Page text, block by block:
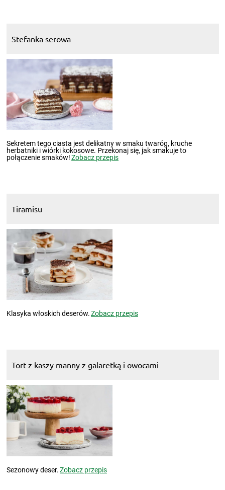
Stefanka serowa
Sekretem tego ciasta jest delikatny w smaku twaróg, kruche
herbatniki i wiórki kokosowe. Przekonaj się, jak smakuje to
połączenie smaków!Zobacz przepis
Tiramisu
Klasyka włoskich deserów.Zobacz przepis
Tort z kaszy manny z galaretką i owocami
Sezonowy deser.Zobacz przepis